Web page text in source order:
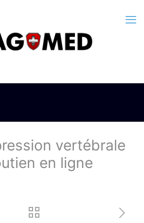
vertébrale
en ligne